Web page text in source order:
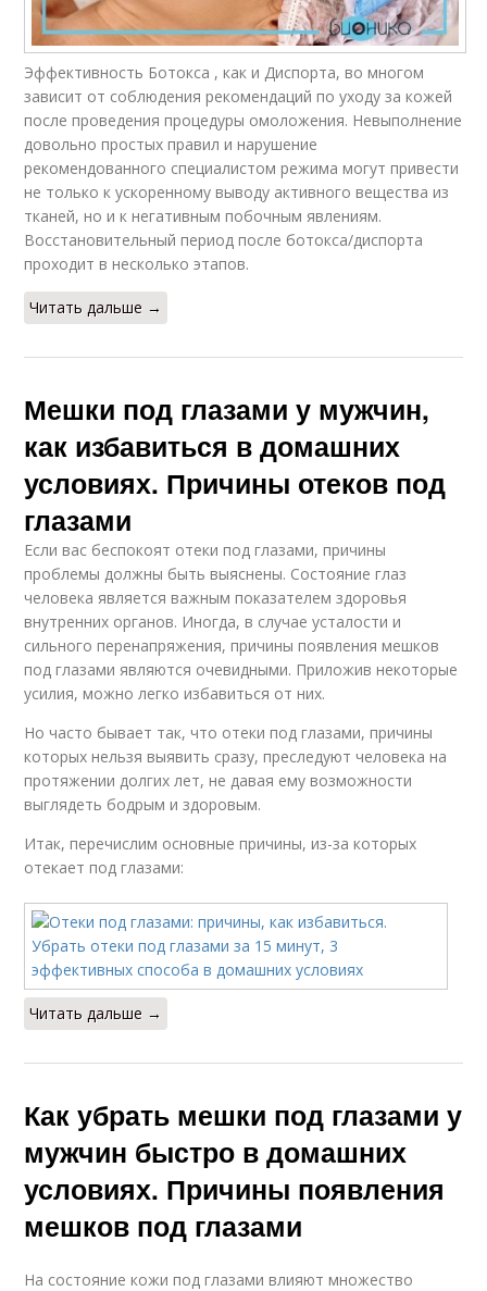
Эффективность Ботокса , как и Диспорта, во многом
зависит от соблюдения рекомендаций по уходу за кожей
после проведения процедуры омоложения. Невыполнение
довольно простых правил и нарушение
рекомендованного специалистом режима могут привести
не только к ускоренному выводу активного вещества из
тканей, но и к негативным побочным явлениям.
Восстановительный период после ботокса/диспорта
проходит в несколько этапов.
Читать дальше →
Мешки под глазами у мужчин,
как избавиться в домашних
условиях. Причины отеков под
глазами
Если вас беспокоят отеки под глазами, причины
проблемы должны быть выяснены. Состояние глаз
человека является важным показателем здоровья
внутренних органов. Иногда, в случае усталости и
сильного перенапряжения, причины появления мешков
под глазами являются очевидными. Приложив некоторые
усилия, можно легко избавиться от них.
Но часто бывает так, что отеки под глазами, причины
которых нельзя выявить сразу, преследуют человека на
протяжении долгих лет, не давая ему возможности
выглядеть бодрым и здоровым.
Итак, перечислим основные причины, из-за которых
отекает под глазами:
Читать дальше →
Как убрать мешки под глазами у
мужчин быстро в домашних
условиях. Причины появления
мешков под глазами
На состояние кожи под глазами влияют множество